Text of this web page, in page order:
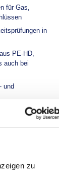
zu
für Gas,
in
PE-HD,
auch bei
und
und
/